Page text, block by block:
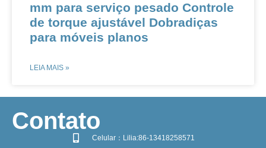
mm para serviço pesado Controle
de torque ajustável Dobradiças
para móveis planos
LEIA MAIS »
​Contato
Celular：Lilia:86-13418258571